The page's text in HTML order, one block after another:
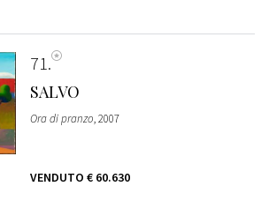
71
SALVO
Ora di pranzo, 2007
VENDUTO € 60.630